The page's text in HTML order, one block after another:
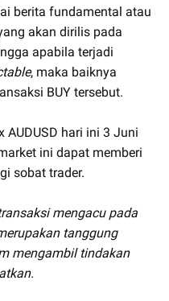
berita fundamental atau
akan dirilis pada
apabila terjadi
, maka baiknya
BUY tersebut.
AUDUSD hari ini 3 Juni
ini dapat memberi
sobat trader.
mengacu pada
tanggung
mengambil tindakan